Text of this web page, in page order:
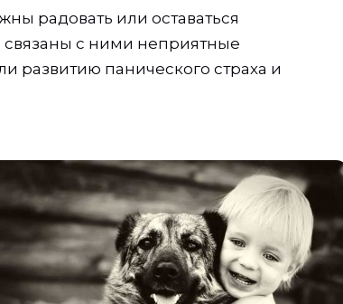
радовать или оставаться
с ними неприятные
развитию панического страха и